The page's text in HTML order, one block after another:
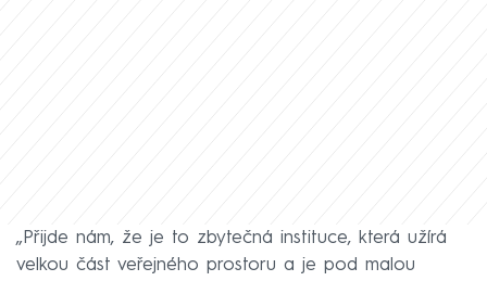
„Přijde nám, že je to zbytečná instituce, která užírá
velkou část veřejného prostoru a je pod malou